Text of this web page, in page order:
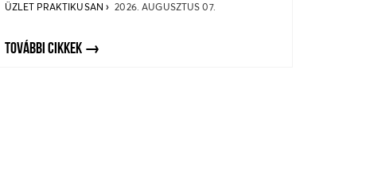
ÜZLET PRAKTIKUSAN 2026. AUGUSZTUS 07.
TOVÁBBI CIKKEK